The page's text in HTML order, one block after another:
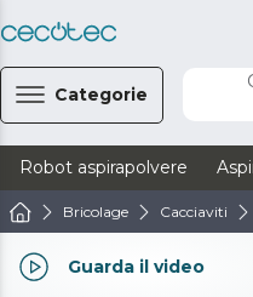
Categorie
Robot aspirapolvere
Bricolage Cacciaviti
Guarda il video